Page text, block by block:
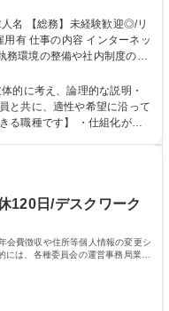
土日祝休み 服装自由
ーネッ
務環境の整備や社内制度の検
間接的に会社の生産性向上
テナンスや維持管理に加え、
社全体を巻き込み課題解決
スを描くことも可能です。
界で唯一の事業/福利厚生◎/
的に考え、論理的な説明・
と共に、適性や希望に沿って
魅力】■自己啓発支援：資格
まで）を補助 ■住宅手当：家
120日/デスクワーク
会費徴収や住所等個人情報の変更シ
は、各種委員会の運営事務局業務